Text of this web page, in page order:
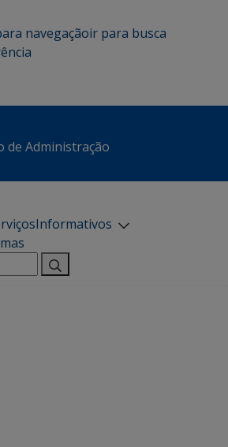
navegaçãoir para busca
de Administração
Informativos